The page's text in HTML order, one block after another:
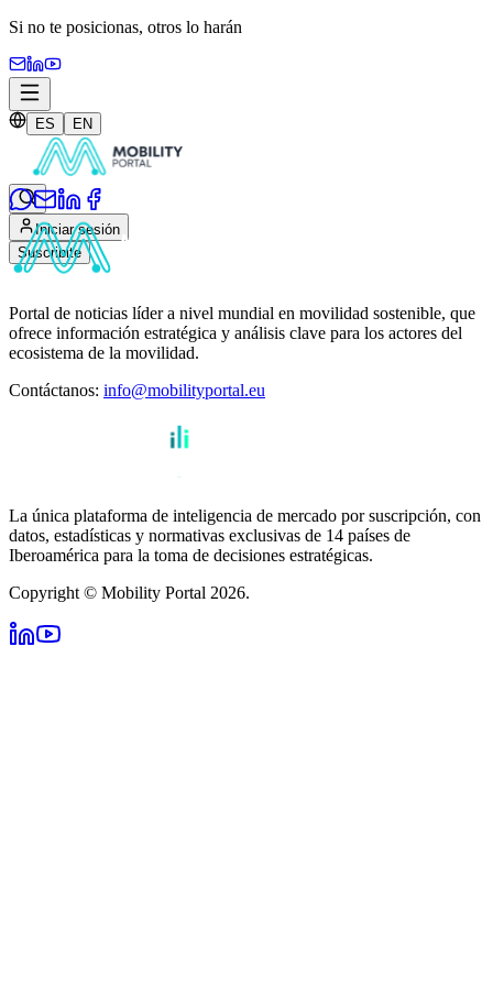
Si no te posicionas, otros lo harán
ES EN
Iniciar sesión
Suscribite
Portal de noticias líder a nivel mundial en movilidad sostenible, que
ofrece información estratégica y análisis clave para los actores del
ecosistema de la movilidad.
Contáctanos: info@mobilityportal.eu
La única plataforma de inteligencia de mercado por suscripción, con
datos, estadísticas y normativas exclusivas de 14 países de
Iberoamérica para la toma de decisiones estratégicas.
Copyright © Mobility Portal 2026.